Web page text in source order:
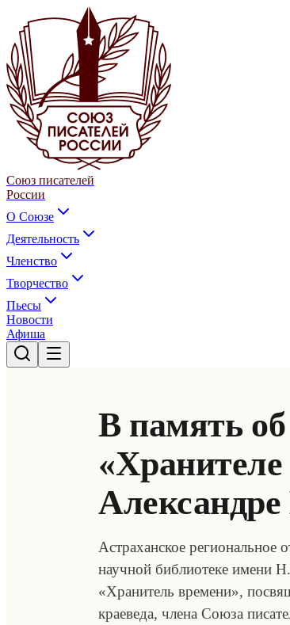
Союз писателей
России
О Союзе
Деятельность
Членство
Творчество
Пьесы
Новости
Афиша
В память
Астраханское региональное
научной библиотеке имени
«Хранитель времени»,
краеведа, члена Союза